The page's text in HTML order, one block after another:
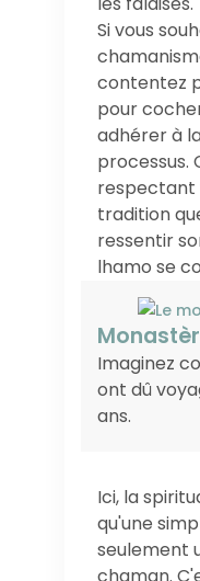
Si vous
contentez
pour
adhérer à
processus.
tradition
ressentir
lhamo se
Imaginez
ont dû
ans.
Ici, la
qu'une
seulement